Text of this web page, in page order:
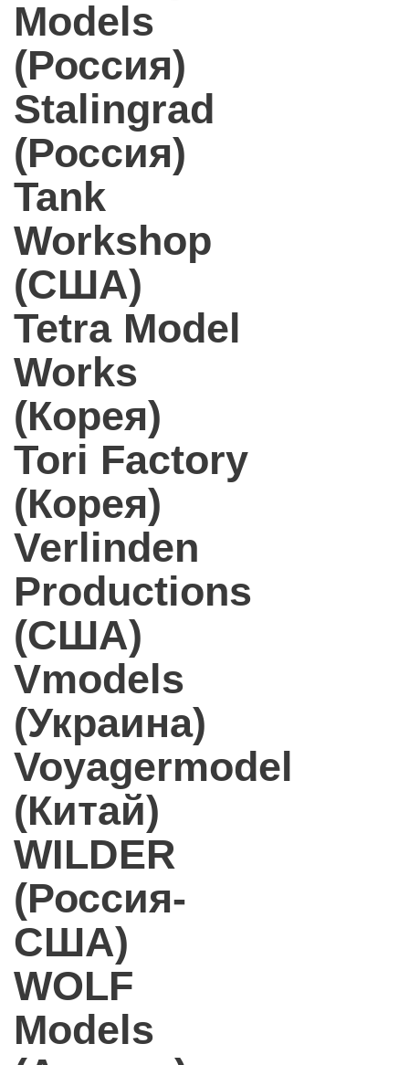
Models
(Россия)
Stalingrad
(Россия)
Tank
Workshop
(США)
Tetra Model
Works
(Корея)
Tori Factory
(Корея)
Verlinden
Productions
(США)
Vmodels
(Украина)
Voyagermodel
(Китай)
WILDER
(Россия-
США)
WOLF
Models